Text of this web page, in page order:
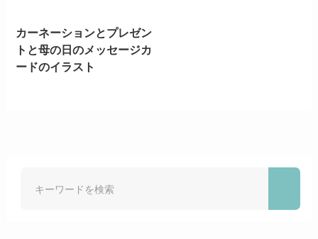
カーネーションとプレゼン
トと母の日のメッセージカ
ードのイラスト